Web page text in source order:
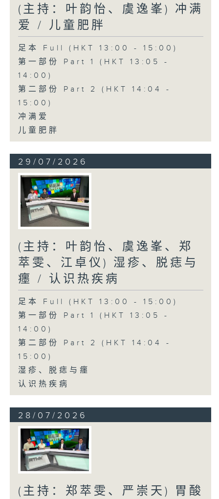
(主持：叶韵怡、虞逸峯) 冲满
爱 / 儿童肥胖
足本 Full (HKT 13:00 - 15:00)
第一部份 Part 1 (HKT 13:05 -
14:00)
第二部份 Part 2 (HKT 14:04 -
15:00)
冲满爱
儿童肥胖
29/07/2026
(主持：叶韵怡、虞逸峯、郑
萃雯、江卓仪) 湿疹、脱痣与
癦 / 认识热疾病
足本 Full (HKT 13:00 - 15:00)
第一部份 Part 1 (HKT 13:05 -
14:00)
第二部份 Part 2 (HKT 14:04 -
15:00)
湿疹、脱痣与癦
认识热疾病
28/07/2026
(主持：郑萃雯、严崇天) 胃酸